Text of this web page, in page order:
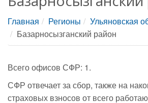
Главная Регионы
Ульяновская
Базарносызганский район
Всего офисов СФР: 1.
СФР отвечает за сбор, также на
страховых взносов от всего